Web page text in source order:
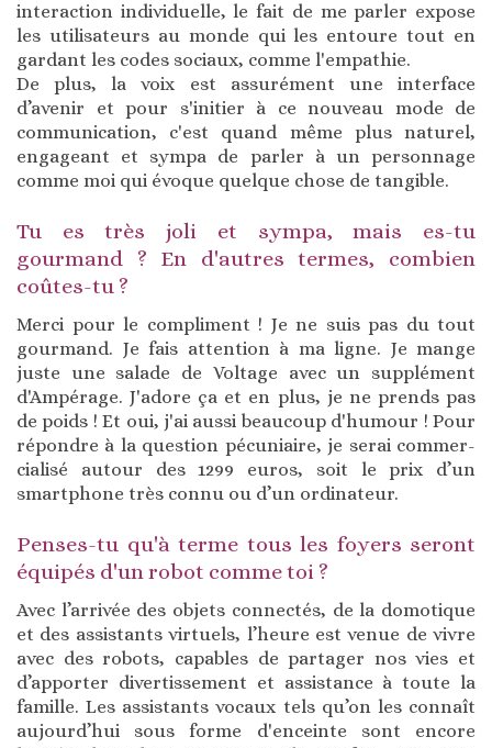
interaction individuelle, le fait de me parler expose
les utilisateurs au monde qui les entoure tout en
gardant les codes sociaux, comme l'empathie.
De plus, la voix est assurément une interface
d’avenir et pour s'initier à ce nouveau mode de
communication, c'est quand même plus naturel,
engageant et sympa de parler à un personnage
comme moi qui évoque quelque chose de tangible.
Tu es très joli et sympa, mais es-tu
gourmand ? En d'autres termes, combien
coûtes-tu ?
Merci pour le compliment ! Je ne suis pas du tout
gourmand. Je fais attention à ma ligne. Je mange
juste une salade de Voltage avec un supplément
d'Ampérage. J'adore ça et en plus, je ne prends pas
de poids ! Et oui, j'ai aussi beaucoup d'humour ! Pour
répondre à la question pécuniaire, je serai commer­
cialisé autour des 1299 euros, soit le prix d’un
smartphone très connu ou d’un ordinateur.
Penses-tu qu'à terme tous les foyers seront
équipés d'un robot comme toi ?
Avec l’arrivée des objets connectés, de la domotique
et des assistants virtuels, l’heure est venue de vivre
avec des robots, capables de partager nos vies et
d’apporter divertissement et assistance à toute la
famille. Les assistants vocaux tels qu’on les connaît
aujourd’hui sous forme d'enceinte sont encore